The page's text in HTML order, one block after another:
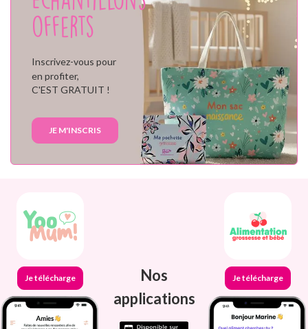
offerts
Inscrivez-vous pour
en profiter,
C'EST GRATUIT !
JE M'INSCRIS
Je télécharge
Nos
applications
Je télécharge